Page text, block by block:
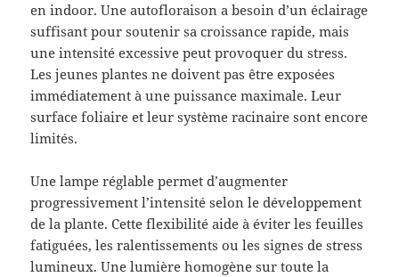
en indoor. Une autofloraison a besoin d’un éclairage
suffisant pour soutenir sa croissance rapide, mais
une intensité excessive peut provoquer du stress.
Les jeunes plantes ne doivent pas être exposées
immédiatement à une puissance maximale. Leur
surface foliaire et leur système racinaire sont encore
limités.
Une lampe réglable permet d’augmenter
progressivement l’intensité selon le développement
de la plante. Cette flexibilité aide à éviter les feuilles
fatiguées, les ralentissements ou les signes de stress
lumineux. Une lumière homogène sur toute la